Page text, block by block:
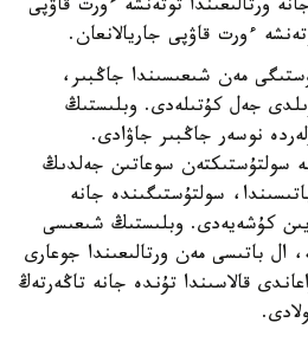
ورتالىعىندا توتەنشە ءورت قاۋپى
ءورت قاۋپى جاريالانعان.
مەن شىعىسىندا جاڭبىر،
جەل كۇتىلەدى. وبلىستىڭ
نوسەر جاڭبىر جاۋادى.
سولتۇستىكتەن سوعاتىن جەلدىڭ
سولتۇستىگىندە جانە
س-قا دەيىن كۇشەيەدى. وبلىستىڭ شىعىسى
ال باتىسى مەن ورتالىعىندا جوعارى
قالاسىندا تۇندە جانە تاڭەرتەڭ